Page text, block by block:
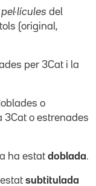
pel·lícules del
(original,
per 3Cat i la
o
o estrenades
ha estat doblada.
subtitulada